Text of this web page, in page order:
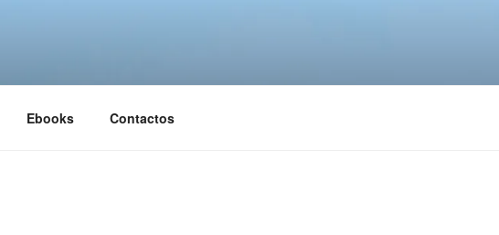
Ebooks Contactos